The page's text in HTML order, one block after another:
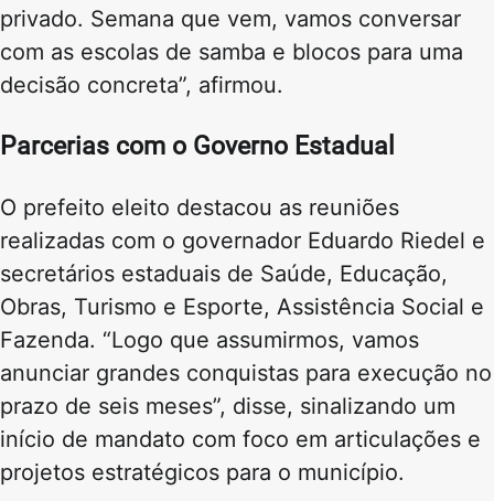
privado. Semana que vem, vamos conversar
com as escolas de samba e blocos para uma
decisão concreta”, afirmou.
Parcerias com o Governo Estadual
O prefeito eleito destacou as reuniões
realizadas com o governador Eduardo Riedel e
secretários estaduais de Saúde, Educação,
Obras, Turismo e Esporte, Assistência Social e
Fazenda. “Logo que assumirmos, vamos
anunciar grandes conquistas para execução no
prazo de seis meses”, disse, sinalizando um
início de mandato com foco em articulações e
projetos estratégicos para o município.